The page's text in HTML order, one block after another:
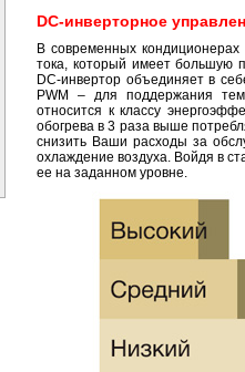
DC-инверторное
В современных
тока, который имеет большую
DC-инвертор объединяет в
PWM – для поддержания
относится к классу
обогрева в 3 раза выше
снизить Ваши расходы за
охлаждение воздуха. Войдя в
ее на заданном уровне.